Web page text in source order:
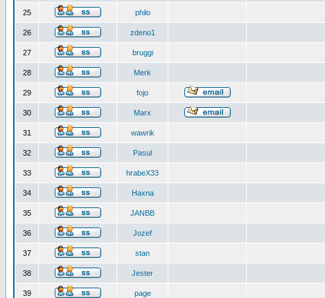
25 philo
26 zdeno1
27 bruggi
28 Merk
29 fojo
30 Marx
31 wawrik
32 Pasul
33 hrabeX33
34 Haxna
35 JANBB
36 Jozef
37 stan
38 Jester
39 page